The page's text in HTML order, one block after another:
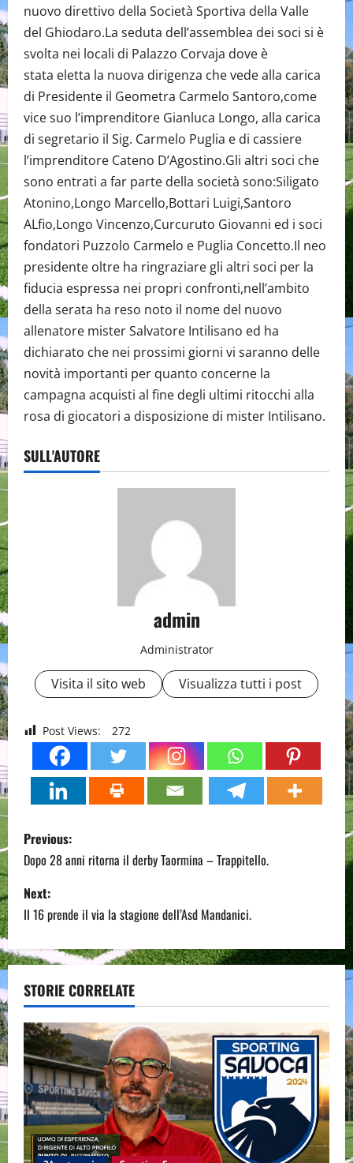
nuovo direttivo della Società Sportiva della Valle
del Ghiodaro.La seduta dell’assemblea dei soci si è
svolta nei locali di Palazzo Corvaja dove è
stata eletta la nuova dirigenza che vede alla carica
di Presidente il Geometra Carmelo Santoro,come
vice suo l’imprenditore Gianluca Longo, alla carica
di segretario il Sig. Carmelo Puglia e di cassiere
l’imprenditore Cateno D’Agostino.Gli altri soci che
sono entrati a far parte della società sono:Siligato
Atonino,Longo Marcello,Bottari Luigi,Santoro
ALfio,Longo Vincenzo,Curcuruto Giovanni ed i soci
fondatori Puzzolo Carmelo e Puglia Concetto.Il neo
presidente oltre ha ringraziare gli altri soci per la
fiducia espressa nei propri confronti,nell’ambito
della serata ha reso noto il nome del nuovo
allenatore mister Salvatore Intilisano ed ha
dichiarato che nei prossimi giorni vi saranno delle
novità importanti per quanto concerne la
campagna acquisti al fine degli ultimi ritocchi alla
rosa di giocatori a disposizione di mister Intilisano.
SULL'AUTORE
admin
Administrator
Visita il sito web Visualizza tutti i post
Post Views: 272
P
o
s
t
n
a
v
i
g
a
Previous:
Dopo 28 anni ritorna il derby Taormina – Trappitello.
Next:
Il 16 prende il via la stagione dell’Asd Mandanici.
STORIE CORRELATE